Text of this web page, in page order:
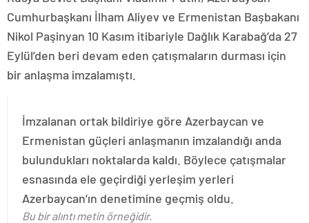
Cumhurbaşkanı İlham Aliyev ve Ermenistan Başbakanı
Nikol Paşinyan 10 Kasım itibariyle Dağlık Karabağ’da 27
Eylül’den beri devam eden çatışmaların durması için
bir anlaşma imzalamıştı.
İmzalanan ortak bildiriye göre Azerbaycan ve
Ermenistan güçleri anlaşmanın imzalandığı anda
bulundukları noktalarda kaldı. Böylece çatışmalar
esnasında ele geçirdiği yerleşim yerleri
Azerbaycan’ın denetimine geçmiş oldu.
Bu bir alıntı metin örneğidir.